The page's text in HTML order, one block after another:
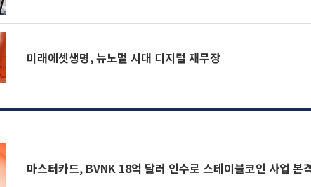
미래에셋생명, 뉴노멀 시대 디지털 재무장
마스터카드, BVNK 18억 달러 인수로 스테이블코인